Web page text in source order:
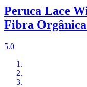
Peruca Lace
Fibra
5.0